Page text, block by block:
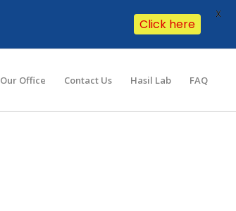
Our Office Contact Us Hasil Lab FAQ
Click here
X